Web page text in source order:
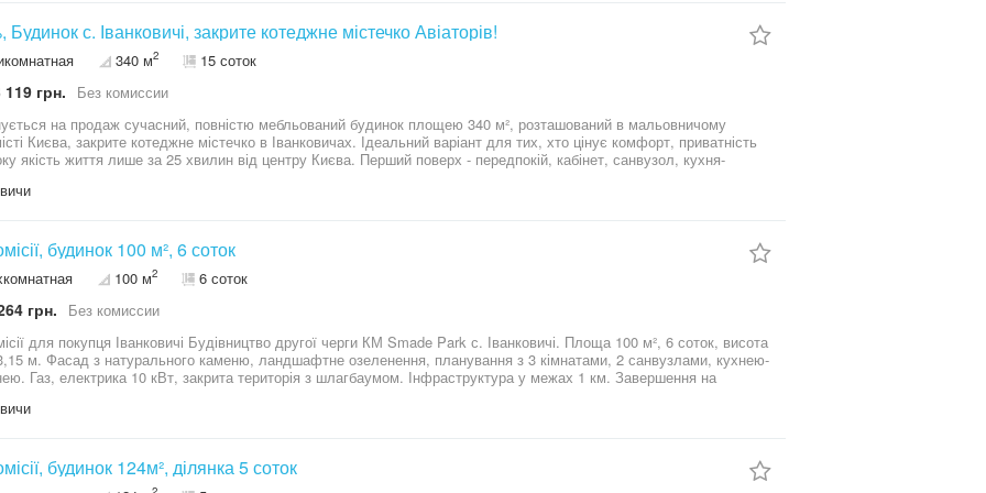
Києва. Перегляди за попередньою домовленістю.
Будинок с. Іванковичі, закрите котеджне містечко Авіаторів!
340 м2 15 соток
грн.
Без комиссии
на продаж сучасний, повністю мебльований будинок площею 340 м², розташований в мальовничому
Києва, закрите котеджне містечко в Іванковичах. Ідеальний варіант для тих, хто цінує комфорт, приватність
якість життя лише за 25 хвилин від центру Києва. Перший поверх - передпокій, кабінет, санвузол, кухня-
на терасу, великою гардеробною та розкішною ванною кімнатою з джакузі, гідромасажем, гардероб. 3 кімнати,
Без комісії, будинок 100 м², 6 соток
100 м2 6 соток
грн.
Без комиссии
другої черги КМ Smade Park с. Іванковичі. Площа 100 м², 6 соток, висота
м. Фасад з натурального каменю, ландшафтне озеленення, планування з 3 кімнатами, 2 санвузлами, кухнею-
у межах 1 км. Завершення на
Дах: металевий фальц ручної
до 1 км Містечно під закритою територією. Закінчення будівництва на липень місяць
будинок 124м², ділянка 5 соток